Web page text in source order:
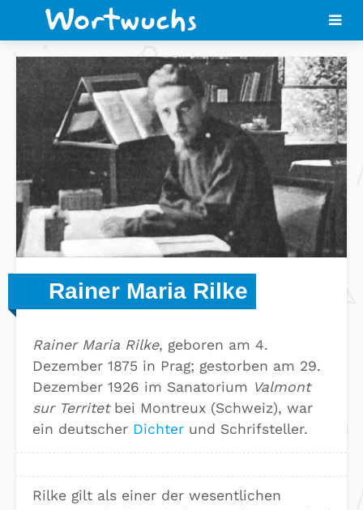
Rainer Maria Rilke
Rainer Maria Rilke, geboren am 4.
Dezember 1875 in Prag; gestorben am 29.
Dezember 1926 im Sanatorium Valmont
sur Territetbei Montreux (Schweiz), war
ein deutscher Dichter und Schrifsteller.
Rilke gilt als einer der wesentlichen